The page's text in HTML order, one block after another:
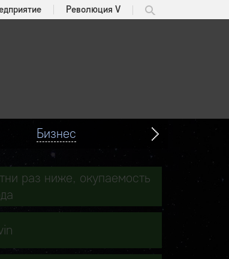
Революция V
Бизнес
раз ниже, окупаемость